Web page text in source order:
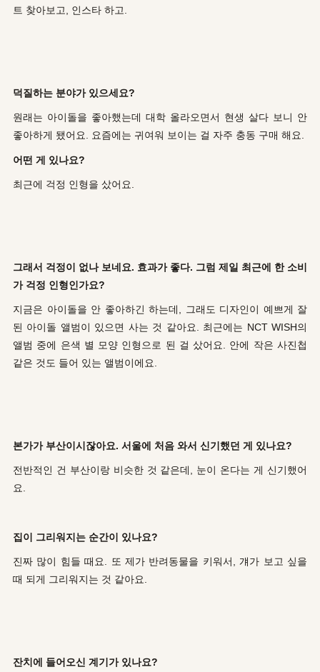
트 찾아보고, 인스타 하고.
덕질하는 분야가 있으세요?
원래는 아이돌을 좋아했는데 대학 올라오면서 현생 살다 보니 안
좋아하게 됐어요. 요즘에는 귀여워 보이는 걸 자주 충동 구매 해요.
어떤 게 있나요?
최근에 걱정 인형을 샀어요.
그래서 걱정이 없나 보네요. 효과가 좋다. 그럼 제일 최근에 한 소비
가 걱정 인형인가요?
지금은 아이돌을 안 좋아하긴 하는데, 그래도 디자인이 예쁘게 잘
된 아이돌 앨범이 있으면 사는 것 같아요. 최근에는 NCT WISH의
앨범 중에 은색 별 모양 인형으로 된 걸 샀어요. 안에 작은 사진첩
같은 것도 들어 있는 앨범이에요.
본가가 부산이시잖아요. 서울에 처음 와서 신기했던 게 있나요?
전반적인 건 부산이랑 비슷한 것 같은데, 눈이 온다는 게 신기했어
요.
집이 그리워지는 순간이 있나요?
진짜 많이 힘들 때요. 또 제가 반려동물을 키워서, 걔가 보고 싶을
때 되게 그리워지는 것 같아요.
잔치에 들어오신 계기가 있나요?